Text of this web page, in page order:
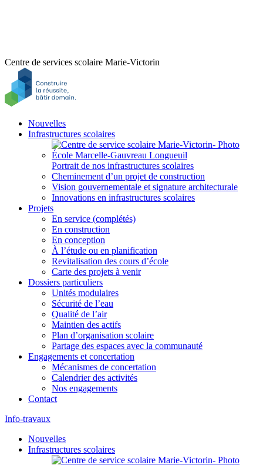
Centre de services scolaire Marie-Victorin
Nouvelles
Infrastructures scolaires
Portrait de nos infrastructures scolaires
Cheminement d’un projet de construction
Vision gouvernementale et signature architecturale
Innovations en infrastructures scolaires
Projets
En service (complétés)
En construction
En conception
À l’étude ou en planification
Revitalisation des cours d’école
Carte des projets à venir
Dossiers particuliers
Unités modulaires
Sécurité de l’eau
Qualité de l’air
Maintien des actifs
Plan d’organisation scolaire
Partage des espaces avec la communauté
Engagements et concertation
Mécanismes de concertation
Calendrier des activités
Nos engagements
Contact
Info-travaux
Nouvelles
Infrastructures scolaires